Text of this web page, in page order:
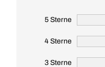
5 Sterne
4 Sterne
3 Sterne